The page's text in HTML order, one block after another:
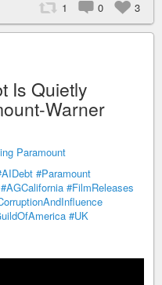
1 0 3
Is Quietly
Warner
Paramount
#Paramount
#AGCalifornia #FilmReleases
#UK